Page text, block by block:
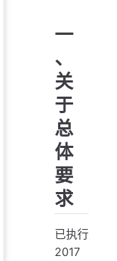
一
、
关
于
总
体
要
求
已执行
2017